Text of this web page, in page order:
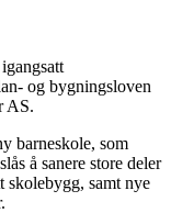
og bygningsloven
AS.
barneskole, som
å sanere store deler
skolebygg, samt nye